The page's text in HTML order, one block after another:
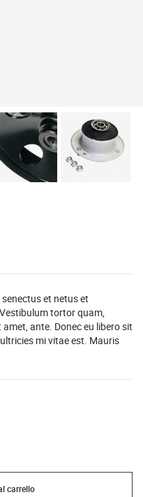
et netus et
tortor quam,
ante. Donec eu libero sit
mi vitae est. Mauris
carrello